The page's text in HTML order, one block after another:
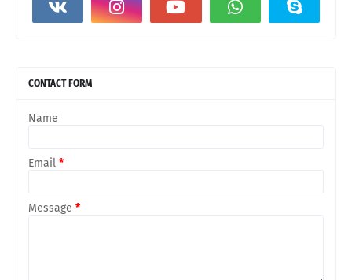
CONTACT FORM
Name
Email *
Message *